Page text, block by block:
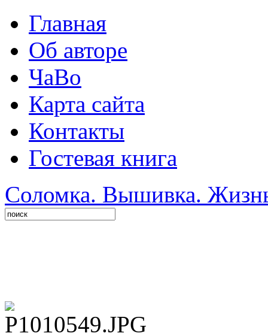
Главная
Об авторе
ЧаВо
Карта сайта
Контакты
Гостевая книга
Соломка. Вышивка.